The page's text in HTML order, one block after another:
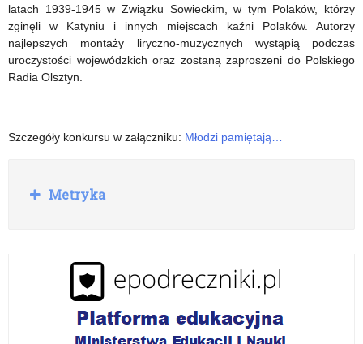
latach 1939-1945 w Związku Sowieckim, w tym Polaków, którzy
zginęli w Katyniu i innych miejscach kaźni Polaków. Autorzy
najlepszych montaży liryczno-muzycznych wystąpią podczas
uroczystości wojewódzkich oraz zostaną zaproszeni do Polskiego
Radia Olsztyn.
Szczegóły konkursu w załączniku: Młodzi pamiętają…
R
o
Metryka